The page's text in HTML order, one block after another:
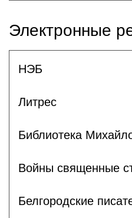
Электронные
НЭБ
Литрес
Библиотека
Войны священные
Белгородские